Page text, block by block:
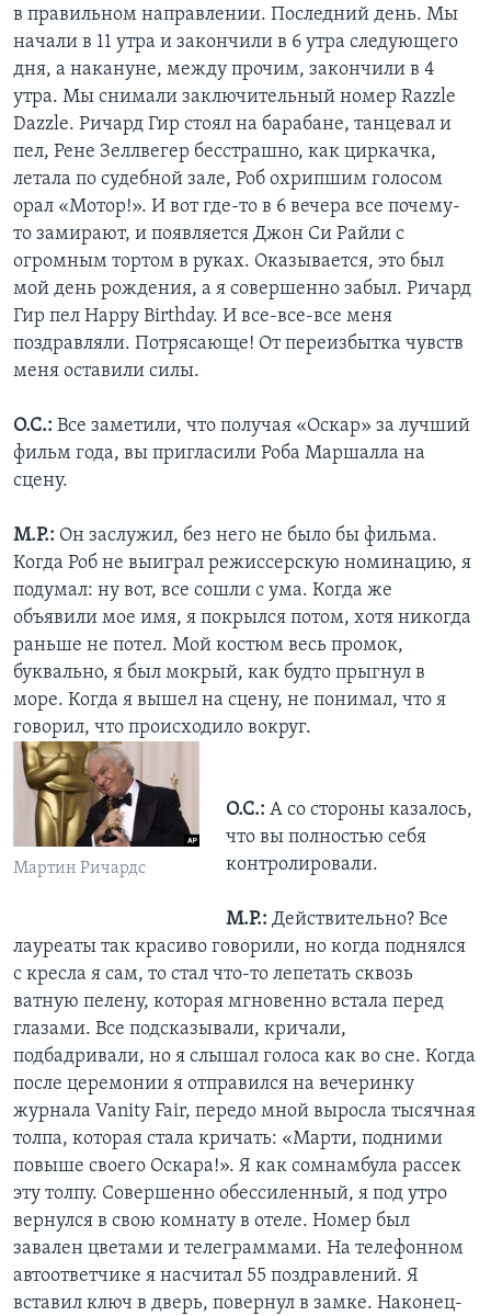
в правильном направлении. Последний день. Мы
начали в 11 утра и закончили в 6 утра следующего
дня, а накануне, между прочим, закончили в 4
утра. Мы снимали заключительный номер Razzle
Dazzle. Ричард Гир стоял на барабане, танцевал и
пел, Рене Зеллвегер бесстрашно, как циркачка,
летала по судебной зале, Роб охрипшим голосом
орал «Мотор!». И вот где-то в 6 вечера все почему-
то замирают, и появляется Джон Си Райли с
огромным тортом в руках. Оказывается, это был
мой день рождения, а я совершенно забыл. Ричард
Гир пел Happy Birthday. И все-все-все меня
поздравляли. Потрясающе! От переизбытка чувств
меня оставили силы.
О.С.: Все заметили, что получая «Оскар» за лучший
фильм года, вы пригласили Роба Маршалла на
сцену.
М.Р.: Он заслужил, без него не было бы фильма.
Когда Роб не выиграл режиссерскую номинацию, я
подумал: ну вот, все сошли с ума. Когда же
объявили мое имя, я покрылся потом, хотя никогда
раньше не потел. Мой костюм весь промок,
буквально, я был мокрый, как будто прыгнул в
море. Когда я вышел на сцену, не понимал, что я
говорил, что происходило вокруг.
Мартин Ричардс
О.С.: А со стороны казалось,
что вы полностью себя
контролировали.
М.Р.: Действительно? Все
лауреаты так красиво говорили, но когда поднялся
с кресла я сам, то стал что-то лепетать сквозь
ватную пелену, которая мгновенно встала перед
глазами. Все подсказывали, кричали,
подбадривали, но я слышал голоса как во сне. Когда
после церемонии я отправился на вечеринку
журнала Vanity Fair, передо мной выросла тысячная
толпа, которая стала кричать: «Марти, подними
повыше своего Оскара!». Я как сомнамбула рассек
эту толпу. Совершенно обессиленный, я под утро
вернулся в свою комнату в отеле. Номер был
завален цветами и телеграммами. На телефонном
автоответчике я насчитал 55 поздравлений. Я
вставил ключ в дверь, повернул в замке. Наконец-